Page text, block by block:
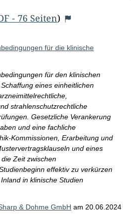
- 76 Seiten)
für die klinische
für den klinischen
eines einheitlichen
strahlenschutzrechtliche
Gesetzliche Verankerung
und eine fachliche
Kommissionen, Erarbeitung und
und eines
Zeit zwischen
effektiv zu verkürzen
in klinische Studien
& Dohme GmbH am 20.06.2024